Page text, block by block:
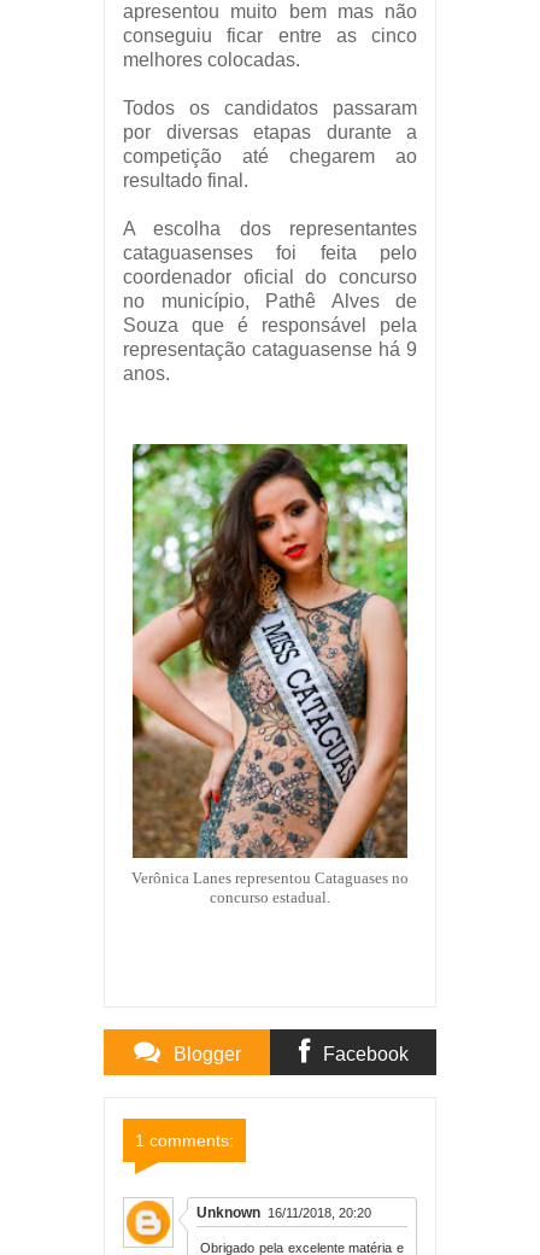
apresentou muito bem mas não
conseguiu ficar entre as cinco
melhores colocadas.
Todos os candidatos passaram
por diversas etapas durante a
competição até chegarem ao
resultado final.
A escolha dos representantes
cataguasenses foi feita pelo
coordenador oficial do concurso
no município, Pathê Alves de
Souza que é responsável pela
representação cataguasense há 9
anos.
Verônica Lanes representou Cataguases no
concurso estadual.
Blogger Facebook
1 comments:
Unknown 16/11/2018, 20:20
Obrigado pela excelente matéria e